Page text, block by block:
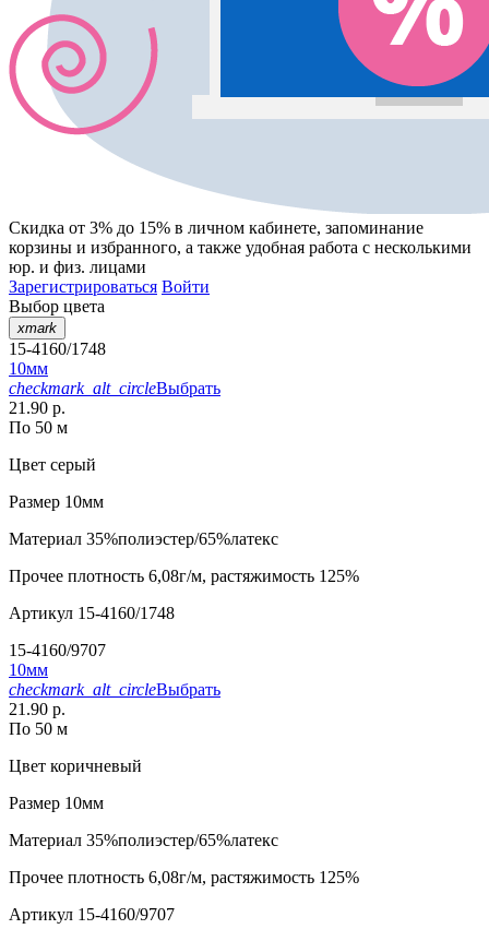
Скидка от 3% до 15% в личном кабинете, запоминание
корзины и избранного, а также удобная работа с несколькими
юр. и физ. лицами
Зарегистрироваться Войти
Выбор цвета
xmark
15-4160/1748
10мм
checkmark_alt_circleВыбрать
21.90 р.
По 50 м
Цвет серый
Размер 10мм
Материал 35%полиэстер/65%латекс
Прочее плотность 6,08г/м, растяжимость 125%
Артикул 15-4160/1748
15-4160/9707
10мм
checkmark_alt_circleВыбрать
21.90 р.
По 50 м
Цвет коричневый
Размер 10мм
Материал 35%полиэстер/65%латекс
Прочее плотность 6,08г/м, растяжимость 125%
Артикул 15-4160/9707